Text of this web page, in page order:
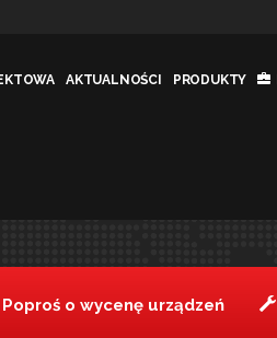
AKTUALNOŚCI PRODUKTY
Poproś o wycenę urządzeń